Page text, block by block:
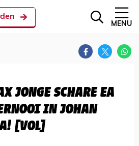
MENU
JONGE SCHARE EA
IN JOHAN
[VOL]